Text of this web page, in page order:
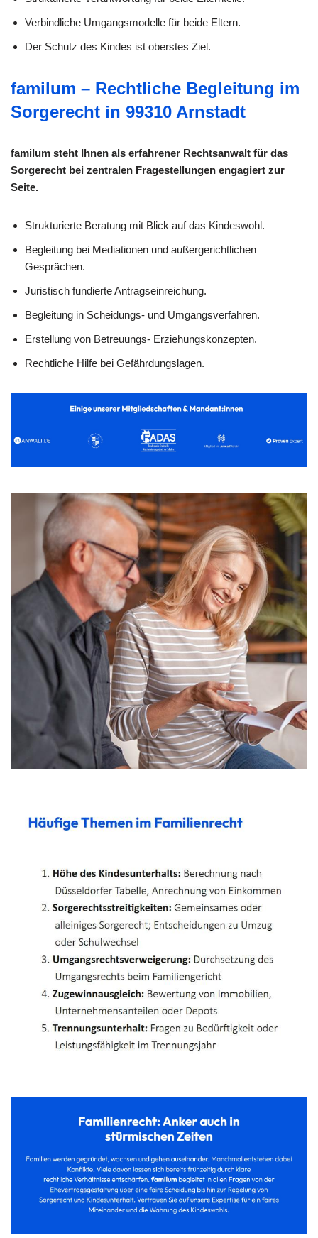
Verbindliche Umgangsmodelle für beide Eltern.
Der Schutz des Kindes ist oberstes Ziel.
familum – Rechtliche Begleitung im
Sorgerecht in 99310 Arnstadt
familum steht Ihnen als erfahrener Rechtsanwalt für das
Sorgerecht bei zentralen Fragestellungen engagiert zur
Seite.
Strukturierte Beratung mit Blick auf das Kindeswohl.
Begleitung bei Mediationen und außergerichtlichen
Gesprächen.
Juristisch fundierte Antragseinreichung.
Begleitung in Scheidungs- und Umgangsverfahren.
Erstellung von Betreuungs- Erziehungskonzepten.
Rechtliche Hilfe bei Gefährdungslagen.